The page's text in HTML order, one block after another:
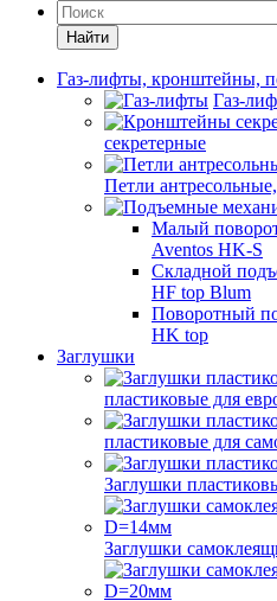
Найти
Газ-лифты, кронштейны,
Газ-
секретерные
Петли
Малый
Aventos HK-S
Складной
HF top Blum
Поворотный
HK top
Заглушки
пластиковые для
пластиковые для
Заглушки
Заглушки